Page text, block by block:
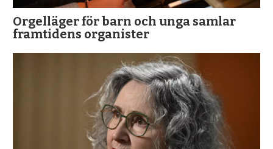
Orgelläger för barn och unga samlar
framtidens organister